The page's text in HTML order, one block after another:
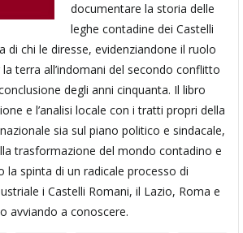
documentare la storia delle
leghe contadine dei Castelli
di chi le diresse, evidenziandone il ruolo
terra all’indomani del secondo conflitto
degli anni cinquanta. Il libro
e l’analisi locale con i tratti propri della
sia sul piano politico e sindacale,
trasformazione del mondo contadino e
la spinta di un radicale processo di
i Castelli Romani, il Lazio, Roma e
avviando a conoscere.